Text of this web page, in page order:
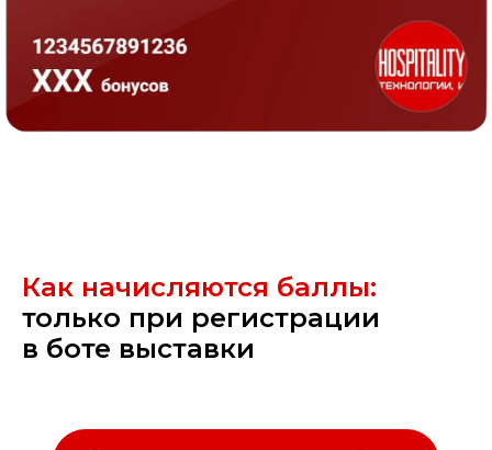
Как начисляются баллы:
только при регистрации
в боте выставки